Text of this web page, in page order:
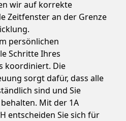
wir auf korrekte
Zeitfenster an der Grenze
persönlichen
Schritte Ihres
koordiniert. Die
sorgt dafür, dass alle
sind und Sie
Mit der 1A
entscheiden Sie sich für